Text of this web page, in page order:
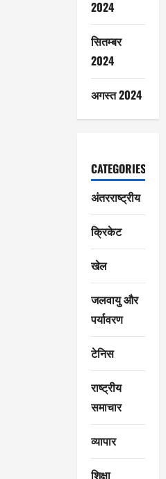
2024
सितम्बर
2024
अगस्त 2024
CATEGORIES
अंतरराष्ट्रीय
क्रिकेट
खेल
जलवायु और
पर्यावरण
टेनिस
राष्ट्रीय
समाचार
व्यापार
शिक्षा